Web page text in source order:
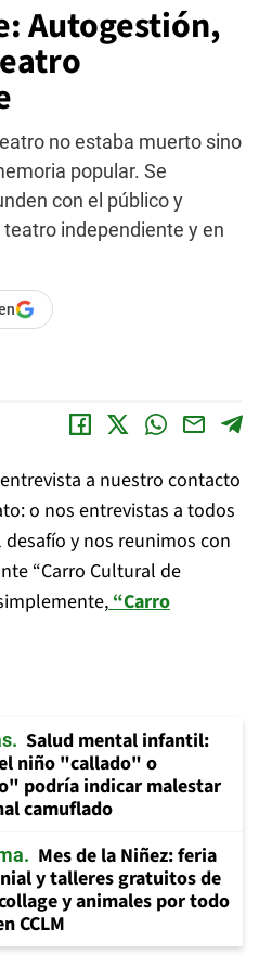
Autogestión,
no estaba muerto sino
popular. Se
con el público y
independiente y en
a nuestro contacto
o nos entrevistas a todos
y nos reunimos con
“Carro Cultural de
“Carro
Salud mental infantil:
niño "callado" o
podría indicar malestar
camuflado
Mes de la Niñez: feria
y talleres gratuitos de
y animales por todo
CCLM